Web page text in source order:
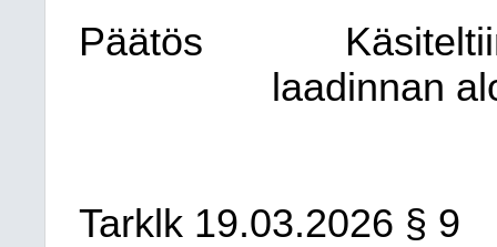
Päätös
laadinnan
Tarklk 19.03.2026 § 9